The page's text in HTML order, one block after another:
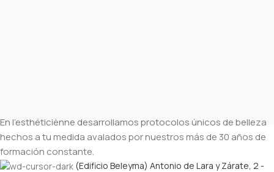
En l’esthéticiènne desarrollamos protocolos únicos de belleza
hechos a tu medida avalados por nuestros más de 30 años de
formación constante.
(Edificio Beleyma) Antonio de Lara y Zárate, 2 -